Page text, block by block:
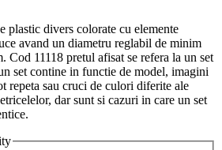
plastic divers colorate cu elemente
avand un diametru reglabil de minim
Cod 11118 pretul afisat se refera la un set
set contine in functie de model, imagini
repeta sau cruci de culori diferite ale
dar sunt si cazuri in care un set